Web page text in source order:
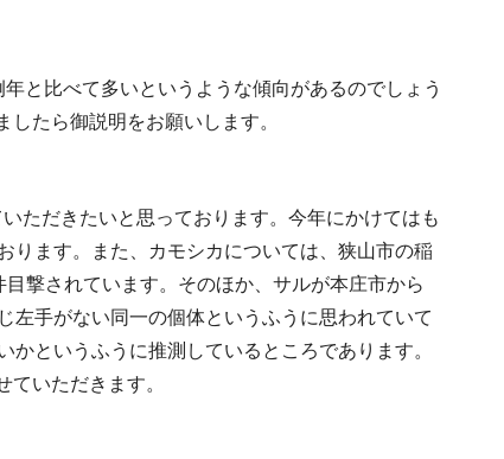
と比べて多いというような傾向があるのでしょう
たら御説明をお願いします。
ただきたいと思っております。今年にかけてはも
ります。また、カモシカについては、狭山市の稲
撃されています。そのほか、サルが本庄市から
左手がない同一の個体というふうに思われていて
というふうに推測しているところであります。
いただきます。